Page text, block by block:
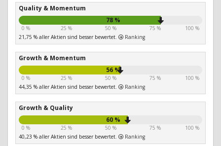
Quality & Momentum
78 %
0 % 25 % 50 % 75 %
100 %
21,75 % aller Aktien sind besser bewertet.
Ranking
Growth & Momentum
56 %
0 % 25 % 50 % 75 %
100 %
44,35 % aller Aktien sind besser bewertet.
Ranking
Growth & Quality
60 %
0 % 25 % 50 % 75 %
100 %
40,23 % aller Aktien sind besser bewertet.
Ranking